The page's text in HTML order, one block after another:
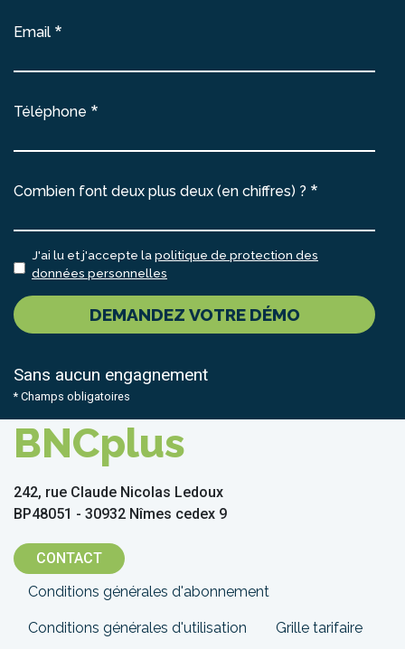
Email
Téléphone
Combien font deux plus deux (en chiffres) ?
J'ai lu et j'accepte la politique de protection des
données personnelles
DEMANDEZ VOTRE DÉMO
Sans aucun engagnement
* Champs obligatoires
BNCplus
242, rue Claude Nicolas Ledoux
BP48051 - 30932 Nîmes cedex 9
CONTACT
Menu
Pied
Conditions générales d'abonnement
Conditions générales d'utilisation Grille tarifaire